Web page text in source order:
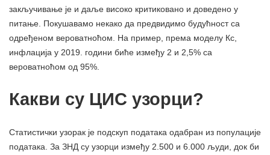
закључивање је и даље високо критиковано и доведено у
питање. Покушавамо некако да предвидимо будућност са
одређеном вероватноћом. На пример, према моделу Кс,
инфлација у 2019. години биће између 2 и 2,5% са
вероватноћом од 95%.
Какви су ЦИС узорци?
Статистички узорак је подскуп података одабран из популације
података. За ЗНД су узорци између 2.500 и 6.000 људи, док би